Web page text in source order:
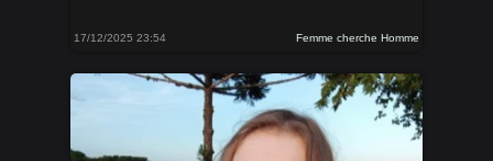
17/12/2025 23:54 Femme cherche Homme